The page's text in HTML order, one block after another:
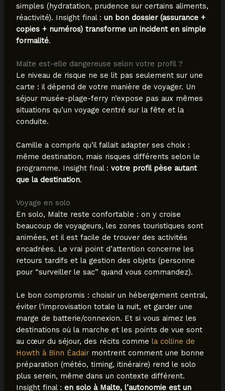
simples (hydratation, prudence sur certains aliments,
réactivité). Insight final : un bon dossier (assurance +
copies + numéros) transforme un incident en simple
formalité.
Malte est-elle dangereuse selon votre profil ?
Le niveau de risque ne se lit pas seulement sur une
carte : il dépend de votre manière de voyager. Un
séjour musée-plage-ferry n’expose pas aux mêmes
situations qu’un voyage centré sur la fête et la
conduite.
Camille a compris qu’il fallait adapter ses choix :
même destination, mais risques différents selon le
programme. Insight final : votre profil pèse autant
que la destination.
Voyage en solo
En solo, Malte reste confortable : on y croise
beaucoup de voyageurs, les zones touristiques sont
animées, et il est facile de trouver des activités
encadrées. Le vrai point d’attention concerne les
retours tardifs et la gestion des objets (personne
pour “surveiller le sac” quand vous commandez).
Le bon compromis : choisir un hébergement central,
éviter l’improvisation totale la nuit, et garder une
marge de batterie/connexion. Et si vous aimez les
destinations où la marche et les points de vue sont
au cœur du séjour, des récits comme la colline de
Howth à Binn Éadairmontrent comment une bonne
préparation (météo, timing, itinéraire) rend le solo
plus serein, même dans un contexte différent.
Insight final : en solo à Malte, l’autonomie est un